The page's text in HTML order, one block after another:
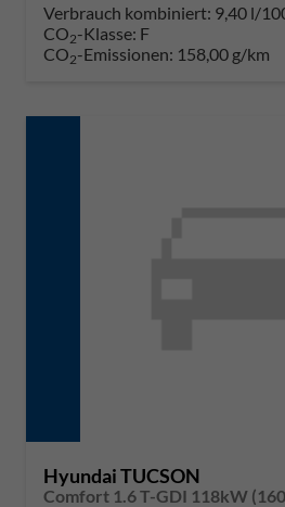
Verbrauch kombiniert: 9,40 l/
CO2-Klasse: F
CO2-Emissionen: 158,00 g/km
Hyundai TUCSON